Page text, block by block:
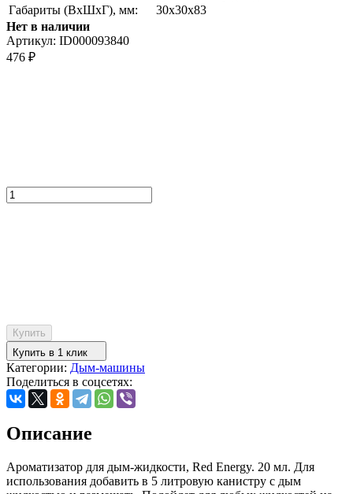
Габариты (ВxШxГ), мм:
30х30х83
Нет в наличии
Артикул: ID000093840
476 ₽
Купить
Купить в 1 клик
Категории: Дым-машины
Поделиться в соцсетях:
Описание
Ароматизатор для дым-жидкости, Red Energy. 20 мл. Для
использования добавить в 5 литровую канистру с дым